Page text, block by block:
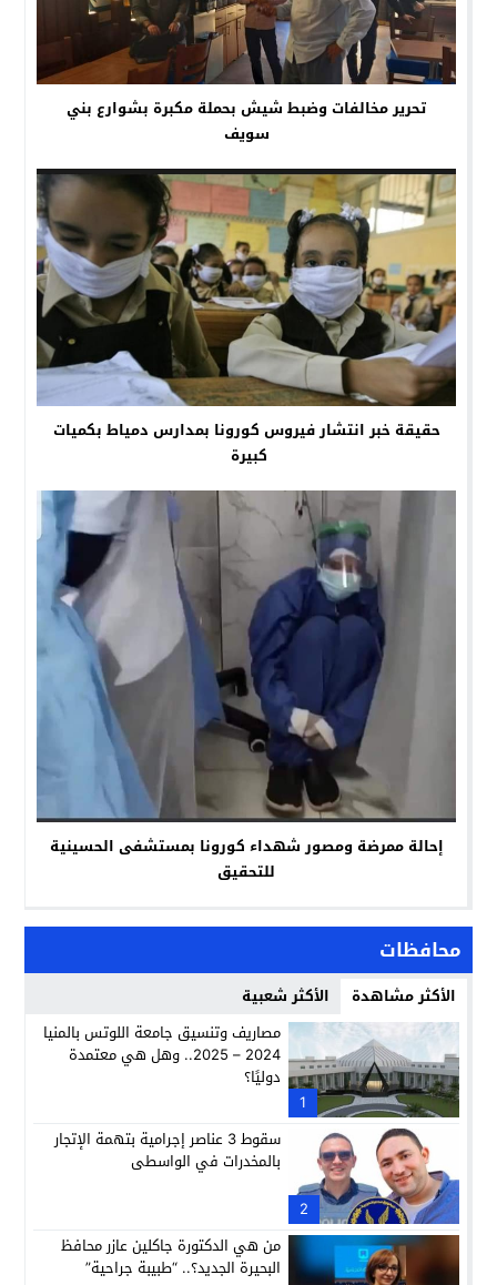
تحرير مخالفات وضبط شيش بحملة مكبرة بشوارع بني
سويف
حقيقة خبر انتشار فيروس كورونا بمدارس دمياط بكميات
كبيرة
إحالة ممرضة ومصور شهداء كورونا بمستشفى الحسينية
للتحقيق
محافظات
الأكثر مشاهدة الأكثر شعبية
1
مصاريف وتنسيق جامعة اللوتس بالمنيا
2024 – 2025.. وهل هي معتمدة
دوليًا؟
2
سقوط 3 عناصر إجرامية بتهمة الإتجار
بالمخدرات في الواسطى
من هي الدكتورة جاكلين عازر محافظ
البحيرة الجديد؟.. “طبيبة جراحية”